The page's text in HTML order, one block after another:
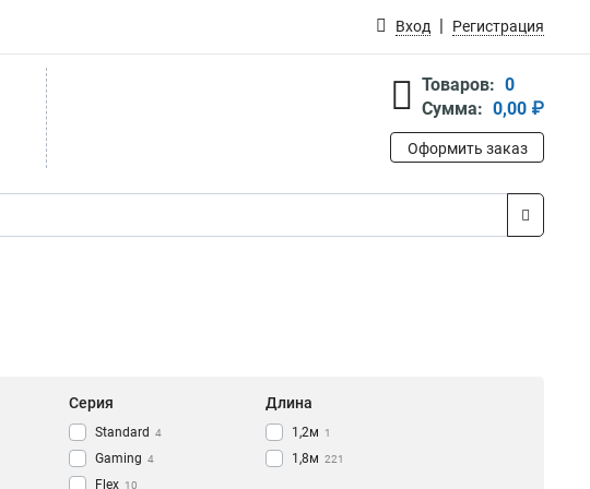
Вход Регистрация
Товаров: 0
Сумма: 0,00 ₽
Оформить заказ
Серия
Standard 4
Gaming 4
Flex 10
Длина
1,2м 1
1,8м 221